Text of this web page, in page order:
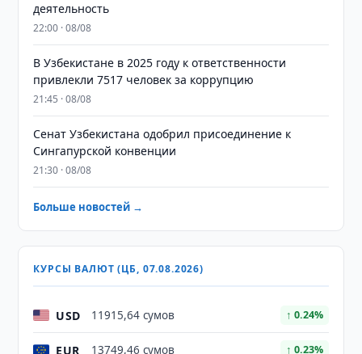
деятельность
22:00 · 08/08
В Узбекистане в 2025 году к ответственности
привлекли 7517 человек за коррупцию
21:45 · 08/08
Сенат Узбекистана одобрил присоединение к
Сингапурской конвенции
21:30 · 08/08
Больше новостей →
КУРСЫ ВАЛЮТ (ЦБ, 07.08.2026)
USD 11915,64 сумов ↑ 0.24%
EUR 13749,46 сумов ↑ 0.23%